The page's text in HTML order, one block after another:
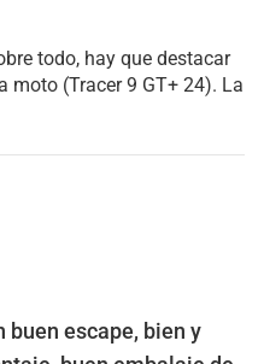
todo, hay que destacar
moto (Tracer 9 GT+ 24). La
buen escape, bien y